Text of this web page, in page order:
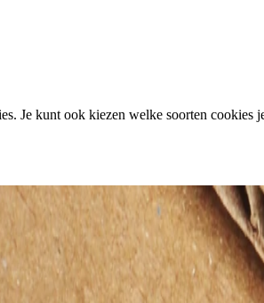
Je kunt ook kiezen welke soorten